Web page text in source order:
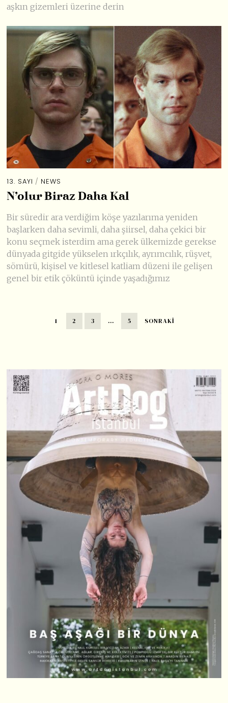
aşkın gizemleri üzerine derin
13. SAYI / NEWS
N’olur Biraz Daha Kal
Bir süredir ara verdiğim köşe yazılarıma yeniden
başlarken daha sevimli, daha şiirsel, daha çekici bir
konu seçmek isterdim ama gerek ülkemizde gerekse
dünyada gitgide yükselen ırkçılık, ayrımcılık, rüşvet,
sömürü, kişisel ve kitlesel katliam düzeni ile gelişen
genel bir etik çöküntü içinde yaşadığımız
1 2 3 … 5 SONRAKI